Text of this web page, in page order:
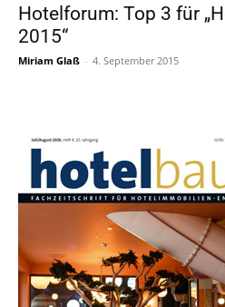
Hotelforum: Top 3 für
2015“
Miriam Glaß - 4. September 2015